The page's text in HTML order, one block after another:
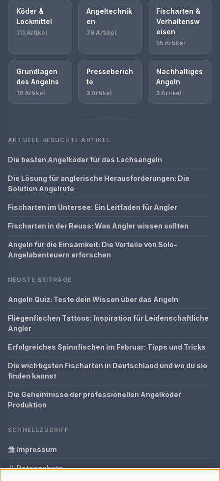
Köder &
Lockmittel
111 Artikel
Angeltechnik
en
79 Artikel
Fischarten &
Verhaltensw
eisen
55 Artikel
Grundlagen
des Angelns
19 Artikel
Presseberich
te
3 Artikel
Nachhaltiges
Angeln
3 Artikel
AKTUELL BESUCHTE ARTIKEL
Die besten Angelköder für das Lachsangeln
Die Lösung für anglerische Herausforderungen: Die
Solution Angelrute
Fischarten im Untersee: Ein Leitfaden für Angler
Fischarten in der Reuss: Was Angler wissen sollten
Angeln für die Einsamkeit: Die Vorteile von Solo-
Angelabenteuern erforschen
NEUSTE BEITRÄGE
Angeln Quiz: Teste dein Wissen über das Angeln
Fliegenfischen Tattoos: Inspiration für Leidenschaftliche
Angler
Erfolgreiches Spinnfischen im Februar: Tipps und Tricks
Die wichtigsten Fischarten in Deutschland und wo du sie
finden kannst
Die Geheimnisse der professionellen Angelköder
Produktion
SCHNELLZUGRIFF
Impressum
Datenschutz